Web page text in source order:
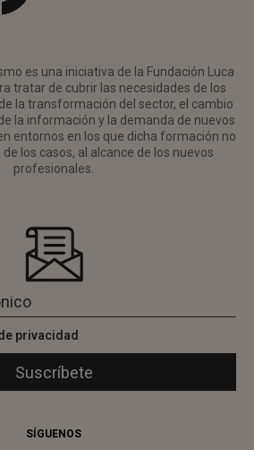
es una iniciativa de la Fundación Luca
tratar de cubrir las necesidades de los
la transformación del sector, el cambio
la información y la demanda de nuevos
entornos en los que dicha formación no
los casos, al alcance de los nuevos
profesionales.
privacidad
SÍGUENOS